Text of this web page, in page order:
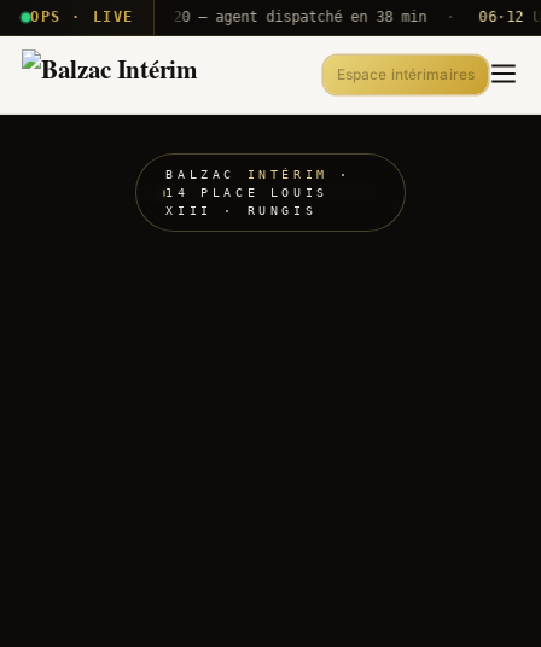
OPS · LIVE
T2E · B71 Push A320 — agent dispatché en 38 min · 06·12 UTC
Espace intérimaires
BALZAC INTÉRIM
·
14 PLACE LOUIS
XIII · RUNGIS